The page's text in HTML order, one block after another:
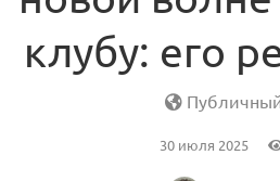
клубу: его
Публичный
30 июля 2025